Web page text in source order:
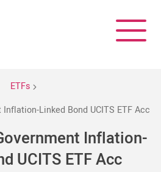
ETFs
Linked Bond UCITS ETF Acc
Inflation-
UCITS ETF Acc